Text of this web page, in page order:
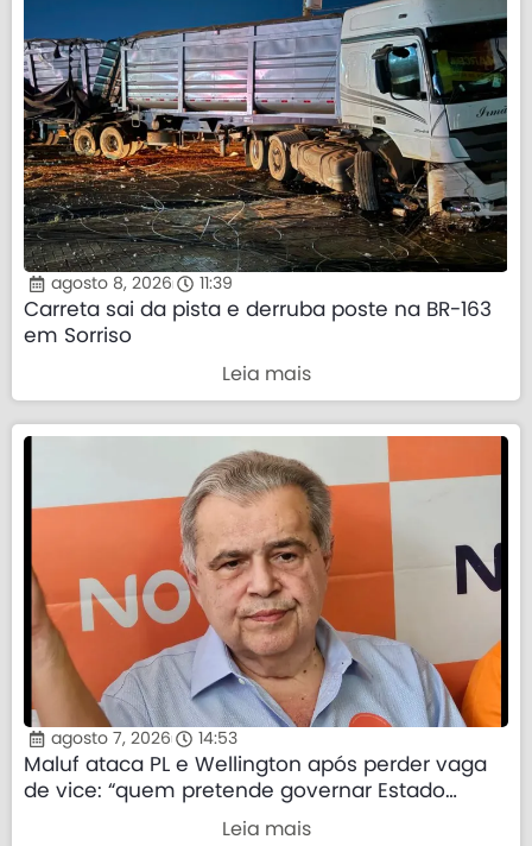
agosto 8, 2026 11:39
Carreta sai da pista e derruba poste na BR-163
em Sorriso
Leia mais
agosto 7, 2026 14:53
Maluf ataca PL e Wellington após perder vaga
de vice: “quem pretende governar Estado
precisa demonstrar que sua palavra tem valor”
Leia mais